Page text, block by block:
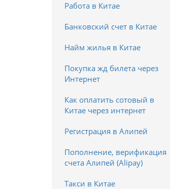
Работа в Китае
Банковский счет в Китае
Найм жилья в Китае
Покупка жд билета через
Интернет
Как оплатить сотовый в
Китае через интернет
Регистрация в Алипей
Пополнение, верификация
счета Алипей (Alipay)
Такси в Китае